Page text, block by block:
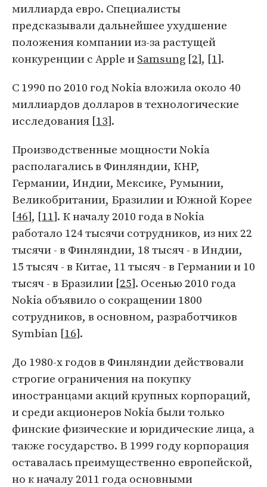
миллиарда евро. Специалисты
предсказывали дальнейшее ухудшение
положения компании из-за растущей
конкуренции с Apple иSamsung [2], [1].
С 1990 по 2010 год Nokia вложила около 40
миллиардов долларов в технологические
исследования [13].
Производственные мощности Nokia
располагались в Финляндии, КНР,
Германии, Индии, Мексике, Румынии,
Великобритании, Бразилии и Южной Корее
[46], [11]. К началу 2010 года в Nokia
работало 124 тысячи сотрудников, из них 22
тысячи - в Финляндии, 18 тысяч - в Индии,
15 тысяч - в Китае, 11 тысяч - в Германии и 10
тысяч - в Бразилии [25]. Осенью 2010 года
Nokia объявило о сокращении 1800
сотрудников, в основном, разработчиков
Symbian [16].
До 1980-х годов в Финляндии действовали
строгие ограничения на покупку
иностранцами акций крупных корпораций,
и среди акционеров Nokia были только
финские физические и юридические лица, а
также государство. В 1999 году корпорация
оставалась преимущественно европейской,
но к началу 2011 года основными